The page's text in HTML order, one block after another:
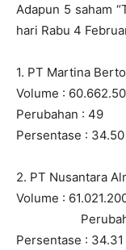
Adapun 5 saham
hari Rabu 4
1. PT Martina
Volume :
Perubahan : 49
Persentase : 34.50
2. PT Nusantara
Persentase : 34.31